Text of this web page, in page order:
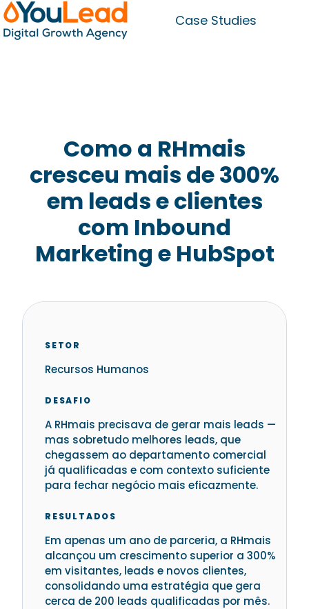
Case Studies
Como a RHmais
cresceu mais de 300%
em leads e clientes
com Inbound
Marketing e HubSpot
SETOR
Recursos Humanos
DESAFIO
A RHmais precisava de gerar mais leads —
mas sobretudo melhores leads, que
chegassem ao departamento comercial
já qualificadas e com contexto suficiente
para fechar negócio mais eficazmente.
RESULTADOS
Em apenas um ano de parceria, a RHmais
alcançou um crescimento superior a 300%
em visitantes, leads e novos clientes,
consolidando uma estratégia que gera
cerca de 200 leads qualificadas por mês.